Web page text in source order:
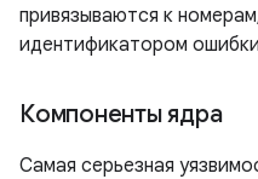
привязываются к
идентификатором
Компоненты ядра
Самая серьезная